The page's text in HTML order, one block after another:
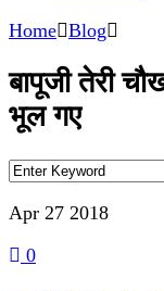
Home Blog
बापूजी तेरी
भूल गए
Apr 27 2018
0